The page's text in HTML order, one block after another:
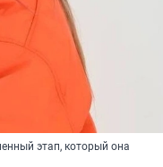
этап, который она